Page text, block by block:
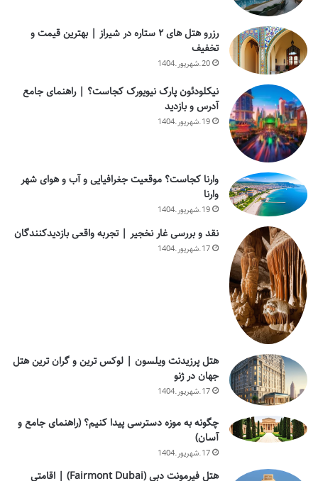
رزرو هتل های ۲ ستاره در شیراز | بهترین قیمت و
تخفیف
20.شهریور.1404
نیکلودئون پارک نیویورک کجاست؟ | راهنمای جامع
آدرس و بازدید
19.شهریور.1404
وارنا کجاست؟ موقعیت جغرافیایی و آب و هوای شهر
وارنا
19.شهریور.1404
نقد و بررسی غار نخجیر | تجربه واقعی بازدیدکنندگان
17.شهریور.1404
هتل پرزیدنت ویلسون | لوکس ترین و گران ترین هتل
جهان در ژنو
17.شهریور.1404
چگونه به موزه دسترسی پیدا کنیم؟ (راهنمای جامع و
آسان)
17.شهریور.1404
هتل فیرمونت دبی (Fairmont Dubai) | اقامتی